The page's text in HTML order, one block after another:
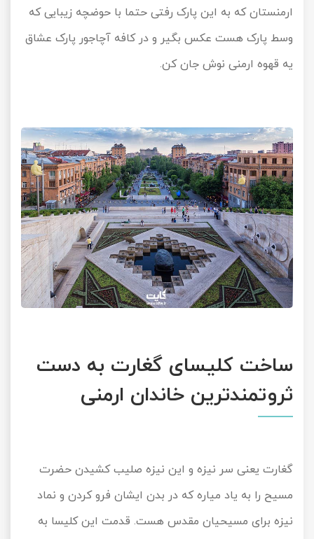
ارمنستان که به این پارک رفتی حتما با حوضچه زیبایی که
وسط پارک هست عکس بگیر و در کافه آچاجور پارک عشاق
یه قهوه ارمنی نوش جان کن.
ساخت کلیسای گغارت به دست
ثروتمندترین خاندان ارمنی
گغارت یعنی سر نیزه و این نیزه صلیب کشیدن حضرت
مسیح را به یاد میاره که در بدن ایشان فرو کردن و نماد
نیزه برای مسیحیان مقدس هست. قدمت این کلیسا به